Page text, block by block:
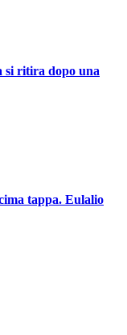
si ritira dopo una
tappa. Eulalio